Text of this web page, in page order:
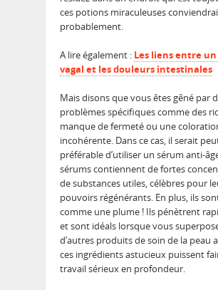
ces potions miraculeuses
probablement.
A lire également : Les liens entre
vagal et les douleurs intestinales
Mais disons que vous êtes gêné par
problèmes spécifiques comme des
manque de fermeté ou une
incohérente. Dans ce cas, il serait
préférable d’utiliser un sérum anti-
sérums contiennent de fortes
de substances utiles, célèbres pour
pouvoirs régénérants. En plus, ils
comme une plume ! Ils pénètrent
et sont ​​idéals lorsque vous
d’autres produits de soin de la peau
ces ingrédients astucieux puissent
travail sérieux en profondeur.